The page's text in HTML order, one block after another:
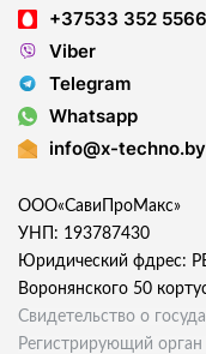
+37533 352 5566
Viber
Telegram
Whatsapp
info@x-techno.by
ООО«СавиПроМакс»
УНП: 193787430
Юридический фдрес:
Воронянского 50
Свидетельство о
Регистрирующий